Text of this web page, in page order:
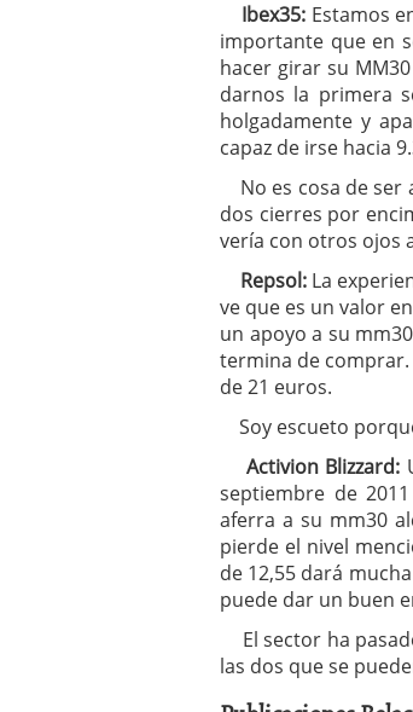
Ibex35: Estamos
importante que en
hacer girar su
darnos la primera
holgadamente y
capaz de irse hacia
No es cosa de ser
dos cierres por
vería con otros ojos
Repsol: La
ve que es un valor
un apoyo a su
termina de
de 21 euros.
Soy escueto
Activion Blizzard:
septiembre de
aferra a su mm30
pierde el nivel
de 12,55 dará
puede dar un buen
El sector ha
las dos que se